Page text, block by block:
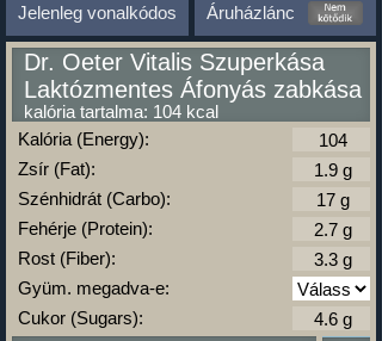
Jelenleg vonalkódos Áruházlánc
Dr. Oeter Vitalis Szuperkása
Laktózmentes Áfonyás zabkása
kalória tartalma: 104 kcal
Kalória (Energy):
Zsír (Fat):
Szénhidrát (Carbo):
Fehérje (Protein):
Rost (Fiber):
Gyüm. megadva-e:
Cukor (Sugars):